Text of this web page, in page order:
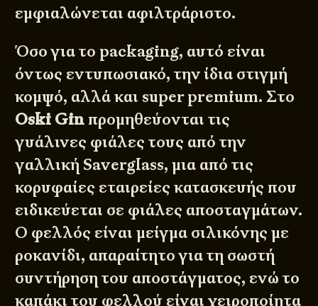
εμφιαλώνεται αφιλτράριστο.
Όσο για το packaging, αυτό είναι
όντως εντυπωσιακό, την ίδια στιγμή
κομψό, αλλά και super premium. Στο
Oski Gin προμηθεύονται τις
γυάλινες φιάλες τους από την
γαλλική Saverglass, μια από τις
κορυφαίες εταιρείες κατασκευής που
ειδικεύεται σε φιάλες αποσταγμάτων.
Ο φελλός είναι μείγμα σιλικόνης με
ροκανίδι, απαραίτητο για τη σωστή
συντήρηση του αποστάγματος, ενώ το
καπάκι του φελλού είναι χειροποίητα